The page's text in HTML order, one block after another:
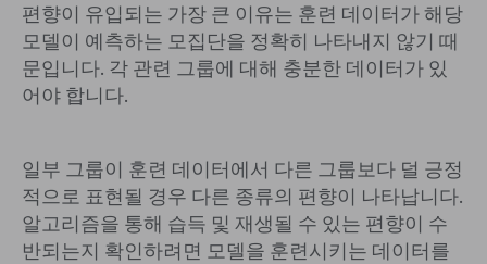
편향이 유입되는 가장 큰 이유는 훈련 데이터가 해당
모델이 예측하는 모집단을 정확히 나타내지 않기 때
문입니다. 각 관련 그룹에 대해 충분한 데이터가 있
어야 합니다.
일부 그룹이 훈련 데이터에서 다른 그룹보다 덜 긍정
적으로 표현될 경우 다른 종류의 편향이 나타납니다.
알고리즘을 통해 습득 및 재생될 수 있는 편향이 수
반되는지 확인하려면 모델을 훈련시키는 데이터를